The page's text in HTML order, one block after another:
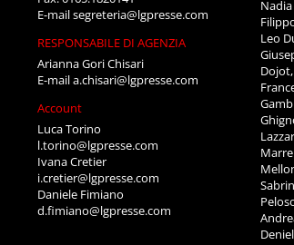
E-mailsegreteria@lgpresse.com
RESPONSABILE DI AGENZIA
Arianna Gori Chisari
E-maila.chisari@lgpresse.com
Account
Luca Torino
l.torino@lgpresse.com
Ivana Cretier
i.cretier@lgpresse.com
Daniele Fimiano
d.fimiano@lgpresse.com
Leo